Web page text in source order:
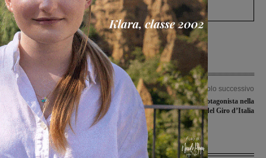
Levane nel 2020
Articolo precedente
Il Montevarchi conferma Atos Rigucci
sulla sua panchina
Articolo successivo
Vincenzo Albanese protagonista nella
tredicesima tappa del Giro d’Italia
Ultime Notizie